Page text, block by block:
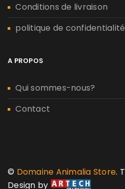
Conditions de livraison
politique de confidentialité
A PROPOS
Qui sommes-nous?
Contact
© Domaine Animalia Store.
Design by